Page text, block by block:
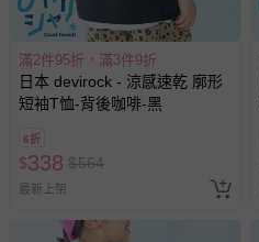
滿2件95折，滿3件9折
日本 devirock - 涼感速乾 廓形
短袖T恤-背後咖啡-黑
6折
$338 $564
最新上架